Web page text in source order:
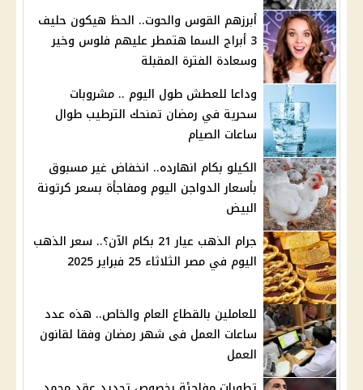
أبرزهم القوس والحوت.. الحظ هيكون حليف
3 أبراج السما هتمطر عليهم فلوس وخير
وسعادة الفترة المقبلة
وداعا للعطش طول اليوم .. مشروبات
سحرية في رمضان تمنحك الترطيب طوال
ساعات الصيام
الكيلو بكام انهارده.. انخفاض غير مسبوق
بأسعار الدواجن اليوم ومفاجأة بسعر كرتونة
البيض
جرام الذهب عيار 21 بكام الآن؟.. سعر الذهب
اليوم في مصر الثلاثاء 25 فبراير 2025
للعاملين بالقطاع العام والخاص.. هذه عدد
ساعات العمل فى شهر رمضان وفقا لقانون
العمل